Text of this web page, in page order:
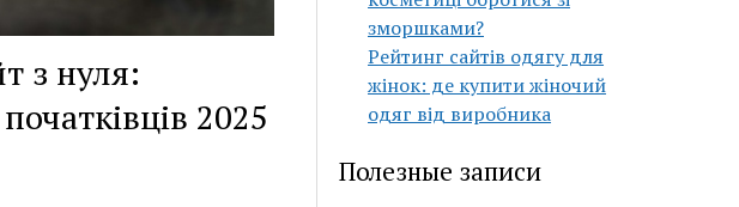
з нуля:
2025
зморшками?
Рейтинг сайтів одягу для
жінок: де купити жіночий
одяг від виробника
Полезные записи